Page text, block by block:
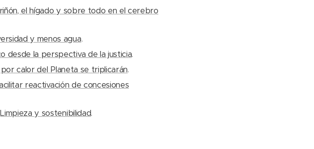
el hígado y sobre todo en el cerebro
y menos agua.
desde la perspectiva de la justicia.
calor del Planeta se triplicarán.
reactivación de concesiones
Limpieza y sostenibilidad.